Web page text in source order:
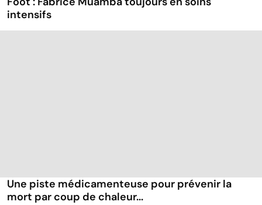
intensifs
Une piste médicamenteuse pour prévenir la
mort par coup de chaleur...